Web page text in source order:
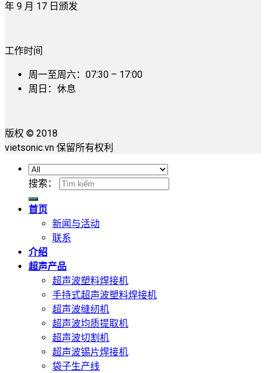
年 9 月 17 日颁发
工作时间
周一至周六：07:30 – 17:00
周日：休息
版权 © 2018
vietsonic.vn 保留所有权利
搜索：
首页
新闻与活动
联系
介绍
超声产品
超声波塑料焊接机
手持式超声波塑料焊接机
超声波缝纫机
超声波均质提取机
超声波切割机
超声波锡片焊接机
袋子生产线